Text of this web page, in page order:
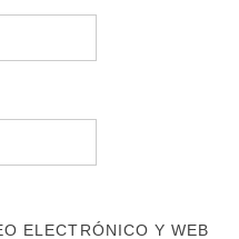
ELECTRÓNICO Y WEB